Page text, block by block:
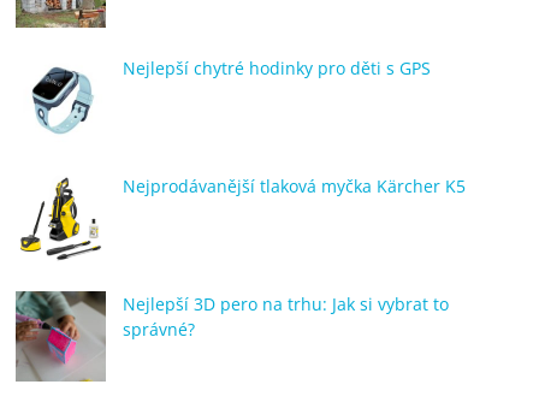
Nejlepší chytré hodinky pro děti s GPS
Nejprodávanější tlaková myčka Kärcher K5
Nejlepší 3D pero na trhu: Jak si vybrat to
správné?